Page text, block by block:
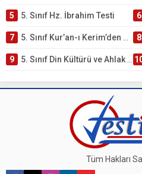
5 5. Sınıf Hz. İbrahim Testi 6
7 5. Sınıf Kur’an-ı Kerim’den Öğütler – Peygamber Kıssaları Testi – Online Çöz 8
9 5. Sınıf Din Kültürü ve Ahlak Bilgisi 3. Ünite: Kur’an-ı Kerim Çalışmaları
Tüm Hakları